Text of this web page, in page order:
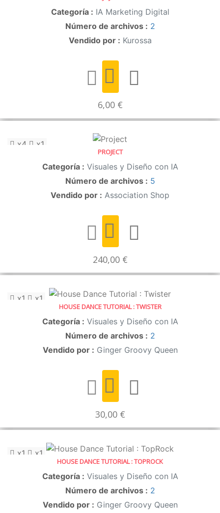
Categoría : IA Marketing Digital
Número de archivos : 2
Vendido por : Kurossa
6,00 €
x4 x1
PROJECT
Categoría : Visuales y Diseño con IA
Número de archivos : 5
Vendido por : Association Shop
240,00 €
x1 x1
HOUSE DANCE TUTORIAL : TWISTER
Categoría : Visuales y Diseño con IA
Número de archivos : 2
Vendido por : Ginger Groovy Queen
30,00 €
x1 x1
HOUSE DANCE TUTORIAL : TOPROCK
Categoría : Visuales y Diseño con IA
Número de archivos : 2
Vendido por : Ginger Groovy Queen